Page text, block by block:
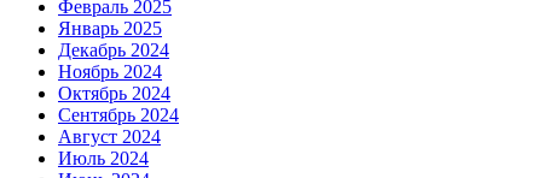
Февраль 2025
Январь 2025
Декабрь 2024
Ноябрь 2024
Октябрь 2024
Сентябрь 2024
Август 2024
Июль 2024